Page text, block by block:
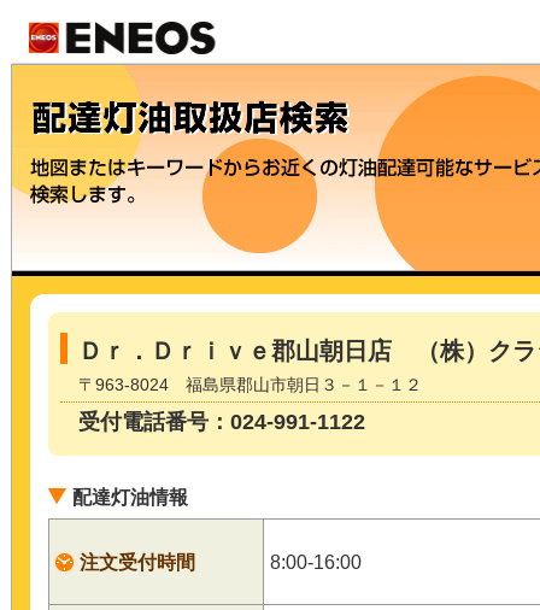
Ｄｒ．Ｄｒｉｖｅ郡山朝日店 （株）ク
〒963-8024 福島県郡山市朝日３－１－１２
受付電話番号：024-991-1122
配達灯油情報
注文受付時間 8:00-16:00